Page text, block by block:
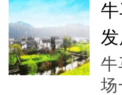
牛
场